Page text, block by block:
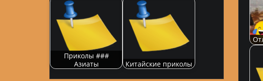
Приколы ###
Азиаты
Китайские приколы